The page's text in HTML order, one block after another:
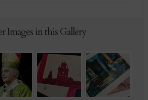
Images in this Gallery